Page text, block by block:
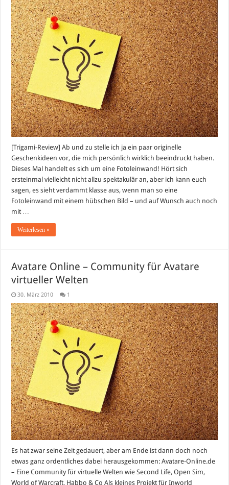
Geschenkidee:
Fotoleinwand
online
drucken
lassen!
[Trigami-Review] Ab und zu stelle ich ja ein paar originelle
Geschenkideen vor, die mich persönlich wirklich beeindruckt haben.
Dieses Mal handelt es sich um eine Fotoleinwand! Hört sich
ersteinmal vielleicht nicht allzu spektakulär an, aber ich kann euch
sagen, es sieht verdammt klasse aus, wenn man so eine
Fotoleinwand mit einem hübschen Bild – und auf Wunsch auch noch
mit …
Weiterlesen »
Avatare Online – Community für Avatare
virtueller Welten
30. März 2010 1
Es hat zwar seine Zeit gedauert, aber am Ende ist dann doch noch
etwas ganz ordentliches dabei herausgekommen: Avatare-Online.de
– Eine Community für virtuelle Welten wie Second Life, Open Sim,
World of Warcraft, Habbo & Co Als kleines Projekt für Inworld